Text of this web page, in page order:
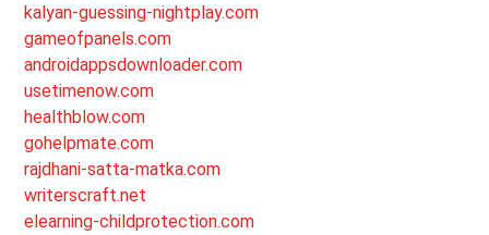
kalyan-guessing-nightplay.com
gameofpanels.com
androidappsdownloader.com
usetimenow.com
healthblow.com
gohelpmate.com
rajdhani-satta-matka.com
writerscraft.net
elearning-childprotection.com